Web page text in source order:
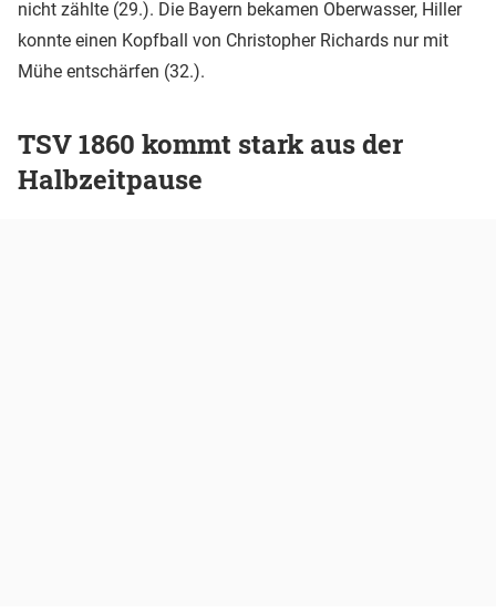
nicht zählte (29.). Die Bayern bekamen Oberwasser, Hiller
konnte einen Kopfball von Christopher Richards nur mit
Mühe entschärfen (32.).
TSV 1860 kommt stark aus der
Halbzeitpause